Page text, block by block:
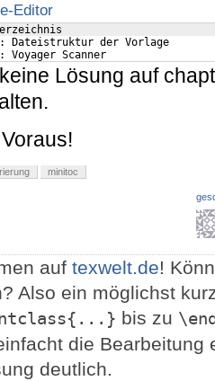
Editor
Dateistruktur der Vorlage
Voyager Scanner
Lösung auf
minitoc
auf texwelt.de!
Also ein möglichst
bis zu
die Bearbeitung
deutlich.